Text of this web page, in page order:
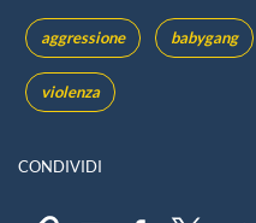
aggressione babygang
violenza
CONDIVIDI